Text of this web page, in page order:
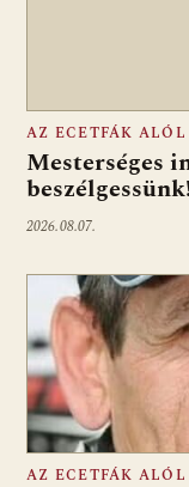
AZ ECETFÁK
Mesterséges
2026.08.07.
AZ ECETFÁK